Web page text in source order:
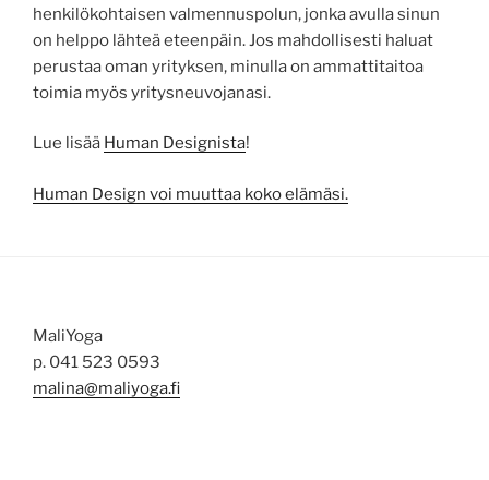
henkilökohtaisen valmennuspolun, jonka avulla sinun
on helppo lähteä eteenpäin. Jos mahdollisesti haluat
perustaa oman yrityksen, minulla on ammattitaitoa
toimia myös yritysneuvojanasi.
Lue lisää Human Designista!
Human Design voi muuttaa koko elämäsi.
MaliYoga
p. 041 523 0593
malina@maliyoga.fi